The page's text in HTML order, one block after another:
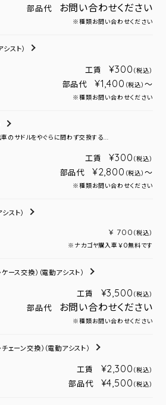
部品代 お問い合わせください
※種類お問い合わせください
シスト）
工賃 ¥300 （税込）
部品代 ¥1,400 （税込） ～
※種類お問い合わせください
のサドルをやぐらに問わず交換する...
工賃 ¥300 （税込）
部品代 ¥2,800 （税込） ～
※種類お問い合わせください
スト）
¥ 700 （税込）
※ナカゴヤ購入車￥０無料です
ケース交換） （電動アシスト）
工賃 ¥3,500 （税込）
部品代 お問い合わせください
※種類お問い合わせください
チェーン交換） （電動アシスト）
工賃 ¥2,300 （税込）
部品代 ¥4,500 （税込）